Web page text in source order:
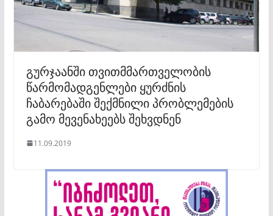
გურჯაანში თვითმმართველობის
წარმომადგენლები ყურძნის
ჩაბარებაში შექმნილი პრობლემების
გამო მევენახეებს შეხვდნენ
11.09.2019